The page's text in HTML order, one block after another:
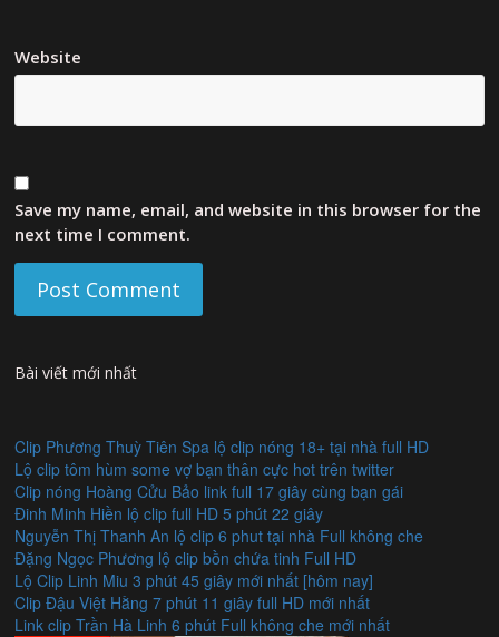
Website
Save my name, email, and website in this browser for the
next time I comment.
Bài viết mới nhất
Clip Phương Thuỳ Tiên Spa lộ clip nóng 18+ tại nhà full HD
Lộ clip tôm hùm some vợ bạn thân cực hot trên twitter
Clip nóng Hoàng Cửu Bảo link full 17 giây cùng bạn gái
Đinh Minh Hiền lộ clip full HD 5 phút 22 giây
Nguyễn Thị Thanh An lộ clip 6 phut tại nhà Full không che
Đặng Ngọc Phương lộ clip bồn chứa tinh Full HD
Lộ Clip Linh Miu 3 phút 45 giây mới nhất [hôm nay]
Clip Đậu Việt Hằng 7 phút 11 giây full HD mới nhất
Link clip Trần Hà Linh 6 phút Full không che mới nhất